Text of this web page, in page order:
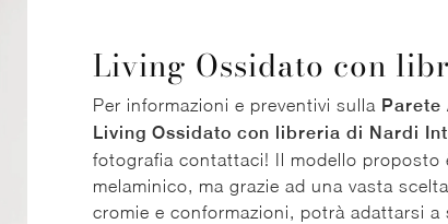
Living Ossidato con
Per informazioni e preventivi sulla Parete
Living Ossidato con libreria di Nardi
fotografia contattaci! Il modello proposto
melaminico, ma grazie ad una vasta
cromie e conformazioni, potrà adattarsi a